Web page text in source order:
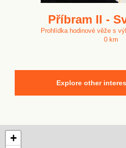
Příbram II -
Prohlídka hodinové věže s
0 km
Explore other
+